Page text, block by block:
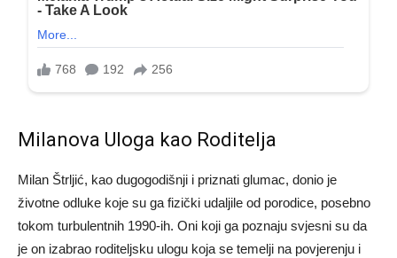
Milanova Uloga kao Roditelja
Milan Štrljić, kao dugogodišnji i priznati glumac, donio je
životne odluke koje su ga fizički udaljile od porodice, posebno
tokom turbulentnih 1990-ih. Oni koji ga poznaju svjesni su da
je on izabrao roditeljsku ulogu koja se temelji na povjerenju i